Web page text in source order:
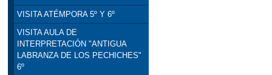
VISITA ATÉMPORA 5º Y 6º
VISITA AULA DE
INTERPRETACIÓN "ANTIGUA
LABRANZA DE LOS PECHICHES"
6º